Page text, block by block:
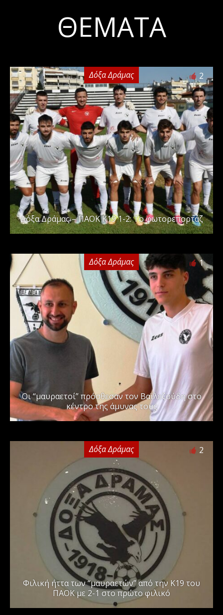
ΘΈΜΑΤΑ
Δόξα Δράμας 2
Δόξα Δράμας – ΠΑΟΚ Κ19 1-2: Το φωτορεπορτάζ
Δόξα Δράμας 1
Οι “μαυραετοί” πρόσθεσαν τον Βαϊλεζούδη στο
κέντρο της άμυνας τους
Δόξα Δράμας 2
Φιλική ήττα των “μαυραετών” από την Κ19 του
ΠΑΟΚ με 2-1 στο πρώτο φιλικό